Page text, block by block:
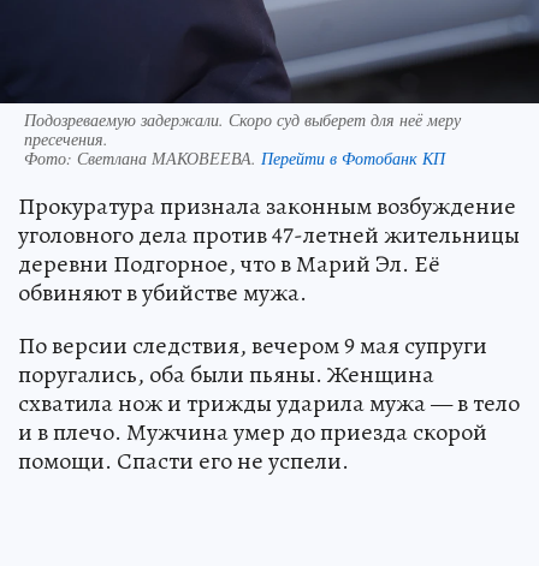
Подозреваемую задержали. Скоро суд выберет для неё меру
пресечения.
Фото: Светлана МАКОВЕЕВА. Перейти в Фотобанк КП
Прокуратура признала законным возбуждение
уголовного дела против 47-летней жительницы
деревни Подгорное, что в Марий Эл. Её
обвиняют в убийстве мужа.
По версии следствия, вечером 9 мая супруги
поругались, оба были пьяны. Женщина
схватила нож и трижды ударила мужа — в тело
и в плечо. Мужчина умер до приезда скорой
помощи. Спасти его не успели.